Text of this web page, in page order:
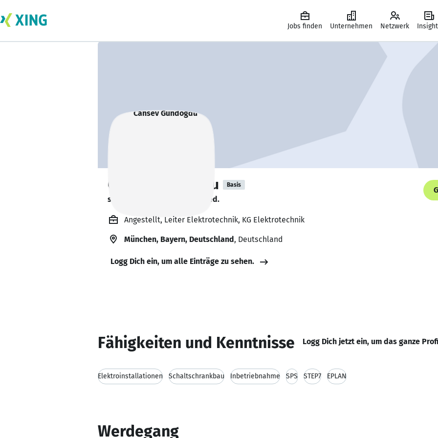
Jobs finden Unternehmen Netzwerk
Cansev Gündogdu Basis
sucht ein neues Team-Mitglied.
Angestellt, Leiter Elektrotechnik, KG Elektrotechnik
München, Bayern, Deutschland, Deutschland
Logg Dich ein, um alle Einträge zu sehen.
Fähigkeiten und Kenntnisse Logg Dich jetzt ein, um das ganze
Elektroinstallationen Schaltschrankbau Inbetriebnahme SPS STEP7 EPLAN
Werdegang